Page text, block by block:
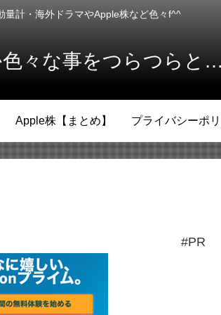
量計・海外ドラマやApple株など色々f^^
色々な事をつらつらと
Apple株【まとめ】 プライバシーポ
#PR